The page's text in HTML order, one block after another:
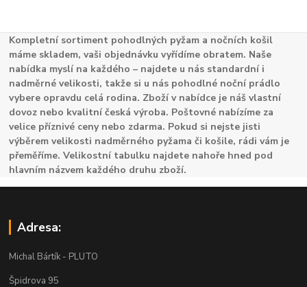
Kompletní sortiment pohodlných pyžam a nočních košil
máme skladem, vaši objednávku vyřídíme obratem. Naše
nabídka myslí na každého – najdete u nás standardní i
nadměrné velikosti, takže si u nás pohodlné noční prádlo
vybere opravdu celá rodina. Zboží v nabídce je náš vlastní
dovoz nebo kvalitní česká výroba. Poštovné nabízíme za
velice příznivé ceny nebo zdarma. Pokud si nejste jisti
výběrem velikosti nadměrného pyžama či košile, rádi vám je
přeměříme. Velikostní tabulku najdete nahoře hned pod
hlavním názvem každého druhu zboží.
Adresa:
Michal Bártík - PLUTO
Špidrova 95